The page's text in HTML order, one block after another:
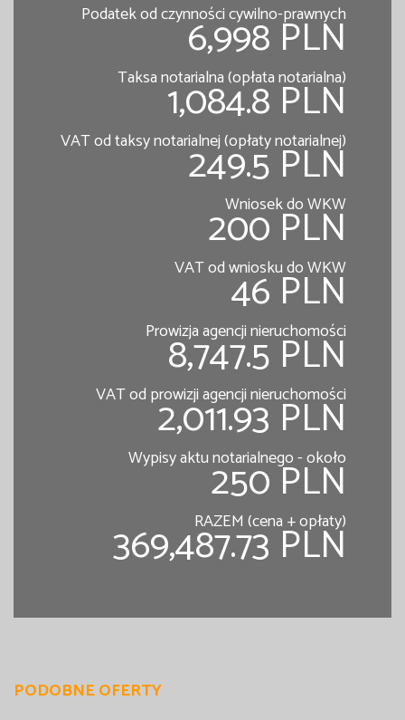
Podatek od czynności cywilno-prawnych
6,998 PLN
Taksa notarialna (opłata notarialna)
1,084.8 PLN
VAT od taksy notarialnej (opłaty notarialnej)
249.5 PLN
Wniosek do WKW
200 PLN
VAT od wniosku do WKW
46 PLN
Prowizja agencji nieruchomości
8,747.5 PLN
VAT od prowizji agencji nieruchomości
2,011.93 PLN
Wypisy aktu notarialnego - około
250 PLN
RAZEM (cena + opłaty)
369,487.73 PLN
PODOBNE OFERTY